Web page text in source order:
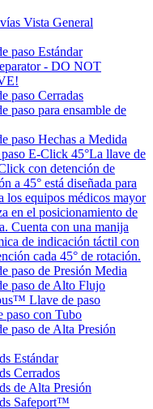
Vista General
paso Estándar
- DO NOT
paso Cerradas
paso para ensamble de
paso Hechas a Medida
E-Click 45°La llave de
con detención de
a 45° está diseñada para
los equipos médicos mayor
en el posicionamiento de
Cuenta con una manija
de indicación táctil con
cada 45° de rotación.
paso de Presión Media
paso de Alto Flujo
Llave de paso
paso con Tubo
paso de Alta Presión
Estándar
Cerrados
de Alta Presión
Safeport™